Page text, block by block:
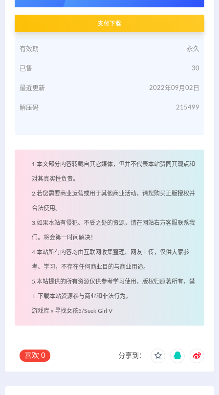
支付下载
有效期 永久
已售 30
最近更新 2022年09月02日
解压码 215499
1.本文部分内容转载自其它媒体，但并不代表本站赞同其观点和
对其真实性负责。
2.若您需要商业运营或用于其他商业活动，请您购买正版授权并
合法使用。
3.如果本站有侵犯、不妥之处的资源，请在网站右方客服联系我
们。将会第一时间解决！
4.本站所有内容均由互联网收集整理、网友上传，仅供大家参
考、学习，不存在任何商业目的与商业用途。
5.本站提供的所有资源仅供参考学习使用，版权归原著所有，禁
止下载本站资源参与商业和非法行为。
游戏库 » 寻找女孩5/Seek Girl V
喜欢 0 分享到：